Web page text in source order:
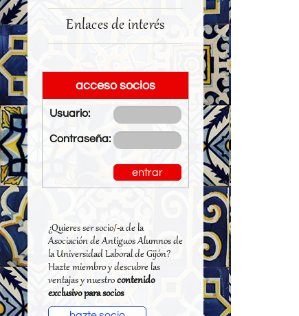
Enlaces de interés
acceso socios
Usuario:
Contraseña:
entrar
¿Quieres ser socio/-a de la
Asociación de Antiguos Alumnos de
la Universidad Laboral de Gijón?
Hazte miembro y descubre las
ventajas y nuestrocontenido
exclusivo para socios